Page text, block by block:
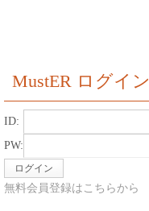
MustER ログイン
ID:
PW:
無料会員登録はこちらから